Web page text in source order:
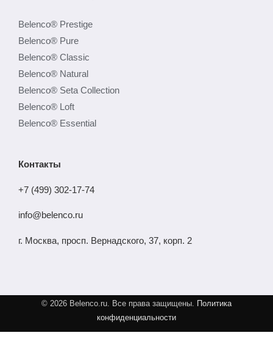
Belenco® Prestige
Belenco® Pure
Belenco® Classic
Belenco® Natural
Belenco® Seta Collection
Belenco® Loft
Belenco® Essential
Контакты
+7 (499) 302-17-74
info@belenco.ru
г. Москва, просп. Вернадского, 37, корп. 2
© 2026 Belenco.ru. Все права защищены. Политика
конфиденциальности